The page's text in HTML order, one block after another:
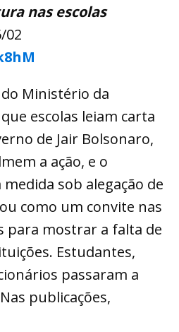
nas escolas
02
Ministério da
escolas leiam carta
de Jair Bolsonaro,
a ação, e o
sob alegação de
como um convite nas
para mostrar a falta de
Estudantes,
passaram a
publicações,